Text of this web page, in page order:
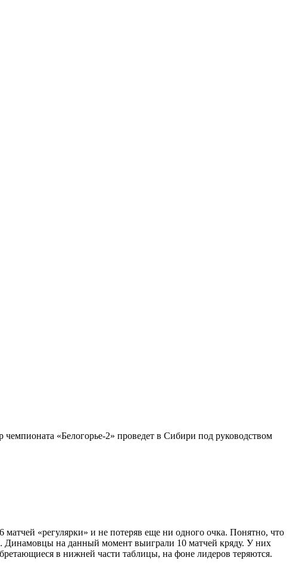
«Белогорье-2» проведет в Сибири под руководством
«регулярки» и не потеряв еще ни одного очка. Понятно, что
Динамовцы на данный момент выиграли 10 матчей кряду. У них
в нижней части таблицы, на фоне лидеров теряются.